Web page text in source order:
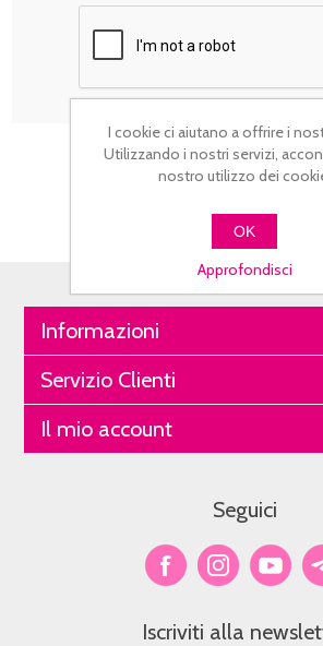
Informazioni
Servizio Clienti
Il mio account
Seguici
Iscriviti alla
I cookie ci aiutano a offrire i
Utilizzando i nostri servizi,
nostro utilizzo dei
OK
Approfondisci